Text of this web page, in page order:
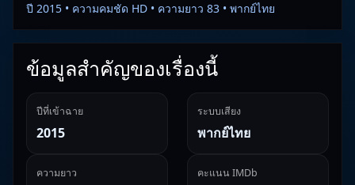
ปี 2015 • ความคมชัด HD • ความยาว 83 • พากย์ไทย
ข้อมูลสำคัญของเรื่องนี้
ปีที่เข้าฉาย
2015
ระบบเสียง
พากย์ไทย
ความยาว คะแนน IMDb